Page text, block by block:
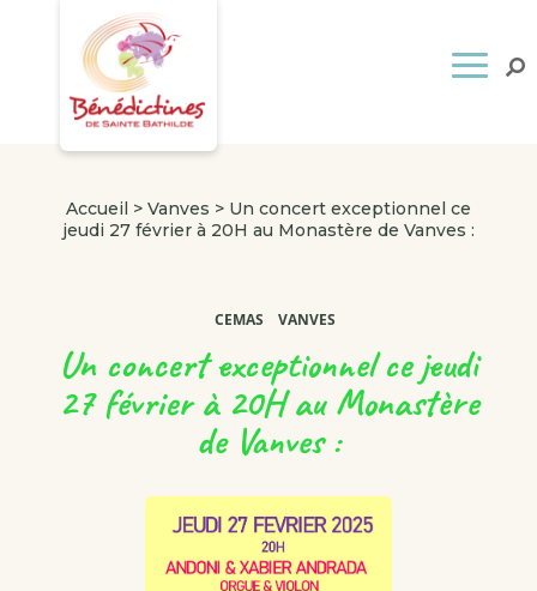
Accueil > Vanves > Un concert exceptionnel ce
jeudi 27 février à 20H au Monastère de Vanves :
CEMAS VANVES
Un concert exceptionnel ce jeudi
27 février à 20H au Monastère
de Vanves :